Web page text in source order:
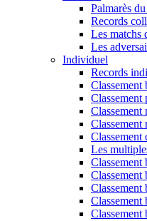
Palmarès
Records
Les matchs
Les
Individuel
Records
Classement
Classement
Classement
Classement
Classement
Les
Classement
Classement
Classement
Classement
Classement